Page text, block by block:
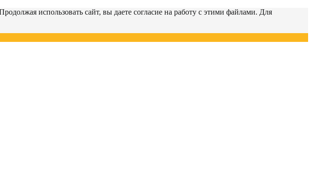
использовать сайт, вы даете согласие на работу с этими файлами. Для